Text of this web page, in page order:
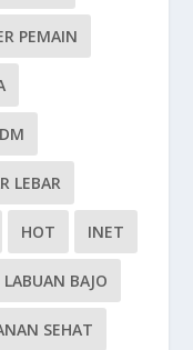
PEMAIN
LEBAR
HOT INET
LABUAN BAJO
SEHAT